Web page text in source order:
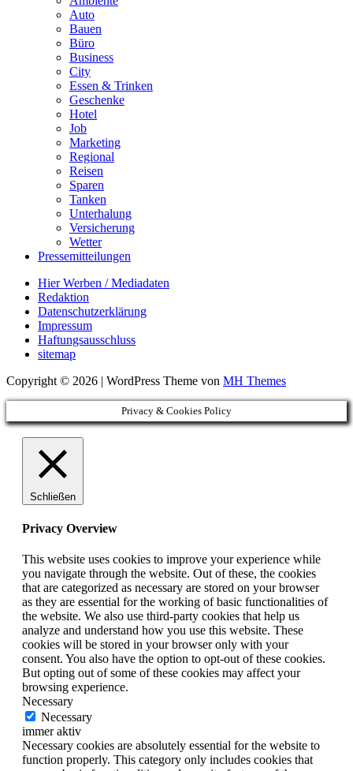
Auto
Bauen
Büro
Business
City
Essen & Trinken
Geschenke
Hotel
Job
Marketing
Regional
Reisen
Sparen
Tanken
Unterhalung
Versicherung
Wetter
Pressemitteilungen
Hier Werben / Mediadaten
Redaktion
Datenschutzerklärung
Impressum
Haftungsausschluss
sitemap
Copyright © 2026 | WordPress Theme von MH Themes
Privacy & Cookies Policy
Schließen
Privacy Overview
This website uses cookies to improve your experience while
you navigate through the website. Out of these, the cookies
that are categorized as necessary are stored on your browser
as they are essential for the working of basic functionalities of
the website. We also use third-party cookies that help us
analyze and understand how you use this website. These
cookies will be stored in your browser only with your
consent. You also have the option to opt-out of these cookies.
But opting out of some of these cookies may affect your
browsing experience.
Necessary
Necessary
immer aktiv
Necessary cookies are absolutely essential for the website to
function properly. This category only includes cookies that